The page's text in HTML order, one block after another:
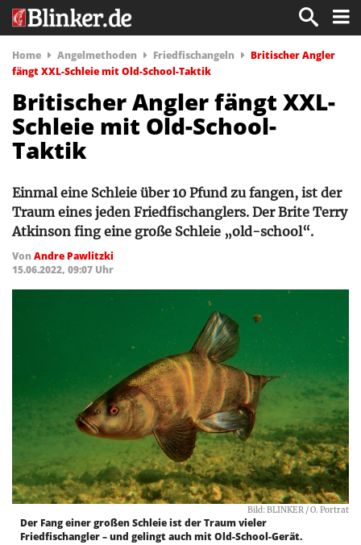
Home Angelmethoden Friedfischangeln
Britischer Angler
fängt XXL-Schleie mit Old-School-Taktik
Britischer Angler fängt XXL-
Schleie mit Old-School-
Taktik
Einmal eine Schleie über 10 Pfund zu fangen, ist der
Traum eines jeden Friedfischanglers. Der Brite Terry
Atkinson fing eine große Schleie „old-school“.
VonAndre Pawlitzki
15.06.2022, 09:07 Uhr
Bild: BLINKER / O. Portrat
Der Fang einer großen Schleie ist der Traum vieler
Friedfischangler – und gelingt auch mit Old-School-Gerät.